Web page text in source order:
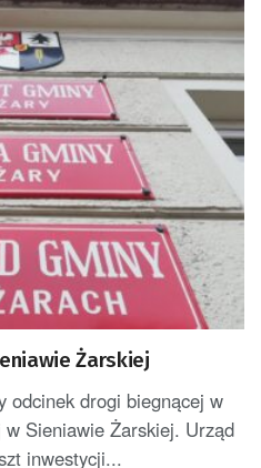
Żarskiej
odcinek drogi biegnącej w
Sieniawie Żarskiej. Urząd
inwestycji...